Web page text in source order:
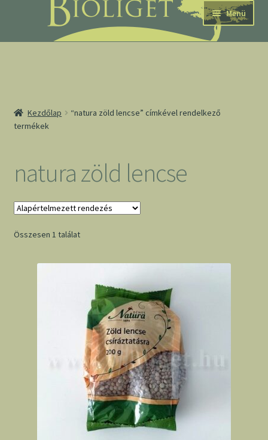
navigációhoz
tartalomba
Menü
Kezdőlap
“natura zöld lencse” címkével rendelkező
termékek
natura zöld lencse
Összesen 1 találat